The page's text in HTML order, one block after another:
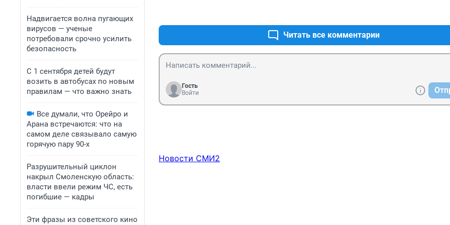
Надвигается волна пугающих
вирусов — ученые
потребовали срочно усилить
безопасность
С 1 сентября детей будут
возить в автобусах по новым
правилам — что важно знать
Все думали, что Орейро и
Арана встречаются: что на
самом деле связывало самую
горячую пару 90-х
Разрушительный циклон
накрыл Смоленскую область:
власти ввели режим ЧС, есть
погибшие — кадры
Эти фразы из советского кино
Читать все комментарии
Гость
Войти
Новости СМИ2